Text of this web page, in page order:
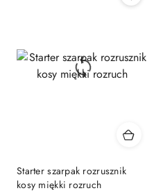
Starter szarpak rozrusznik
kosy miękki rozruch